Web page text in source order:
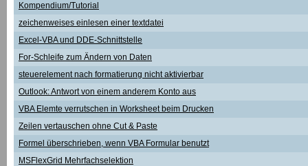
Kompendium/Tutorial
zeichenweises einlesen einer textdatei
Excel-VBA und DDE-Schnittstelle
For-Schleife zum Ändern von Daten
steuerelement nach formatierung nicht aktivierbar
Outlook: Antwort von einem anderem Konto aus
VBA Elemte verrutschen in Worksheet beim Drucken
Zeilen vertauschen ohne Cut & Paste
Formel überschrieben, wenn VBA Formular benutzt
MSFlexGrid Mehrfachselektion